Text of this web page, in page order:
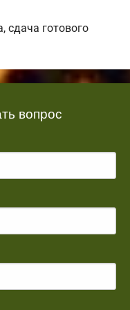
сдача готового
вопрос